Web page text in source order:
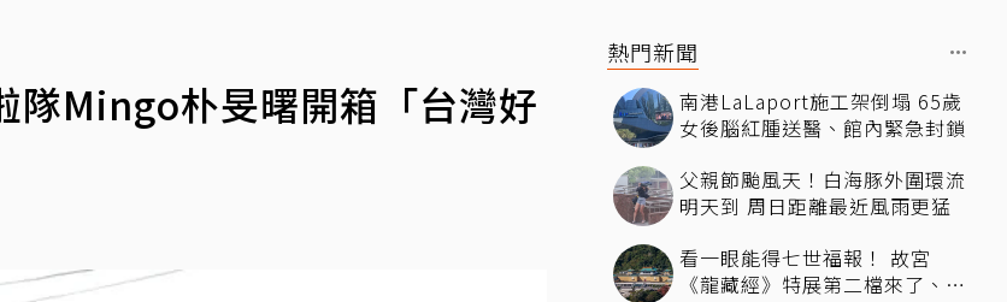
隊Mingo朴旻曙開箱「台灣好
熱門新聞
南港LaLaport施工架倒塌 65歲
女後腦紅腫送醫、館內緊急封鎖
父親節颱風天！白海豚外圍環流
明天到 周日距離最近風雨更猛
看一眼能得七世福報！ 故宮
《龍藏經》特展第二檔來了、文